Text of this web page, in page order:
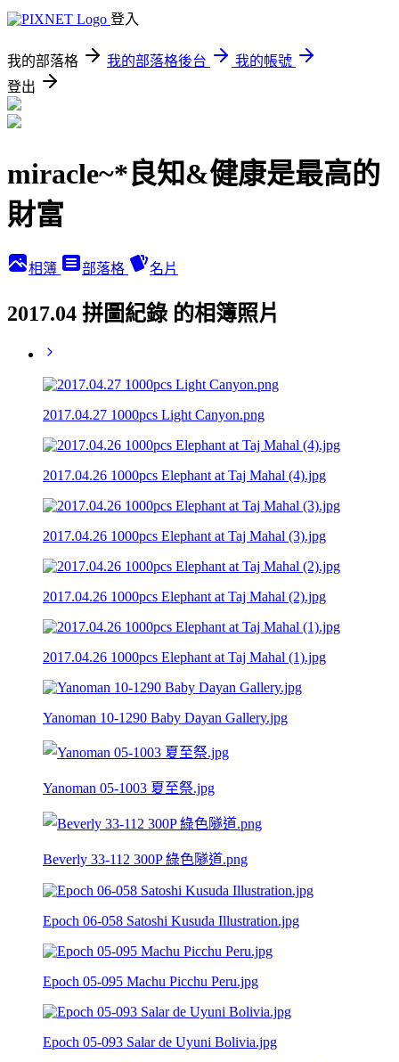
登入
我的部落格 我的部落格後台
我的帳號
登出
miracle~*良知&健康是最高的
財富
相簿 部落格 名片
2017.04 拼圖紀錄 的相簿照片
2017.04.27 1000pcs Light Canyon.png
2017.04.26 1000pcs Elephant at Taj Mahal (4).jpg
2017.04.26 1000pcs Elephant at Taj Mahal (3).jpg
2017.04.26 1000pcs Elephant at Taj Mahal (2).jpg
2017.04.26 1000pcs Elephant at Taj Mahal (1).jpg
Yanoman 10-1290 Baby Dayan Gallery.jpg
Yanoman 05-1003 夏至祭.jpg
Beverly 33-112 300P 綠色隧道.png
Epoch 06-058 Satoshi Kusuda Illustration.jpg
Epoch 05-095 Machu Picchu Peru.jpg
Epoch 05-093 Salar de Uyuni Bolivia.jpg